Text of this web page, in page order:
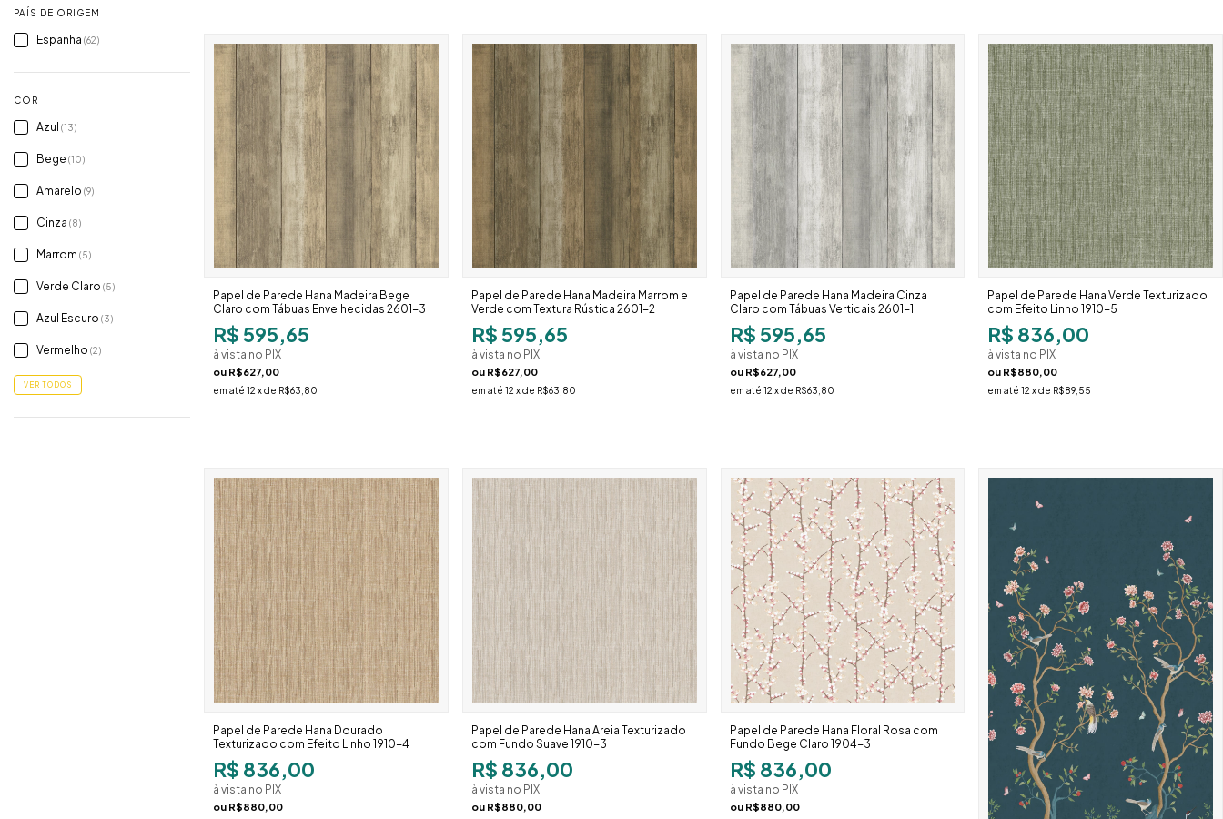
PAÍS DE ORIGEM
Espanha (62)
COR
Azul (13)
Bege (10)
Amarelo (9)
Cinza (8)
Marrom (5)
Verde Claro (5)
Azul Escuro (3)
Vermelho (2)
VER TODOS
Papel de Parede Hana Madeira Bege
Claro com Tábuas Envelhecidas 2601-3
R$ 595,65
à vista no PIX
ou R$627,00
em até 12 x de R$63,80
Papel de Parede Hana Madeira Marrom e
Verde com Textura Rústica 2601-2
R$ 595,65
à vista no PIX
ou R$627,00
em até 12 x de R$63,80
Papel de Parede Hana Madeira Cinza
Claro com Tábuas Verticais 2601-1
R$ 595,65
à vista no PIX
ou R$627,00
em até 12 x de R$63,80
Papel de Parede Hana Verde Texturizado
com Efeito Linho 1910-5
R$ 836,00
à vista no PIX
ou R$880,00
em até12 x de R$89,55
Papel de Parede Hana Dourado
Texturizado com Efeito Linho 1910-4
R$ 836,00
à vista no PIX
ou R$880,00
Papel de Parede Hana Areia Texturizado
com Fundo Suave 1910-3
R$ 836,00
à vista no PIX
ou R$880,00
Papel de Parede Hana Floral Rosa com
Fundo Bege Claro 1904-3
R$ 836,00
à vista no PIX
ou R$880,00